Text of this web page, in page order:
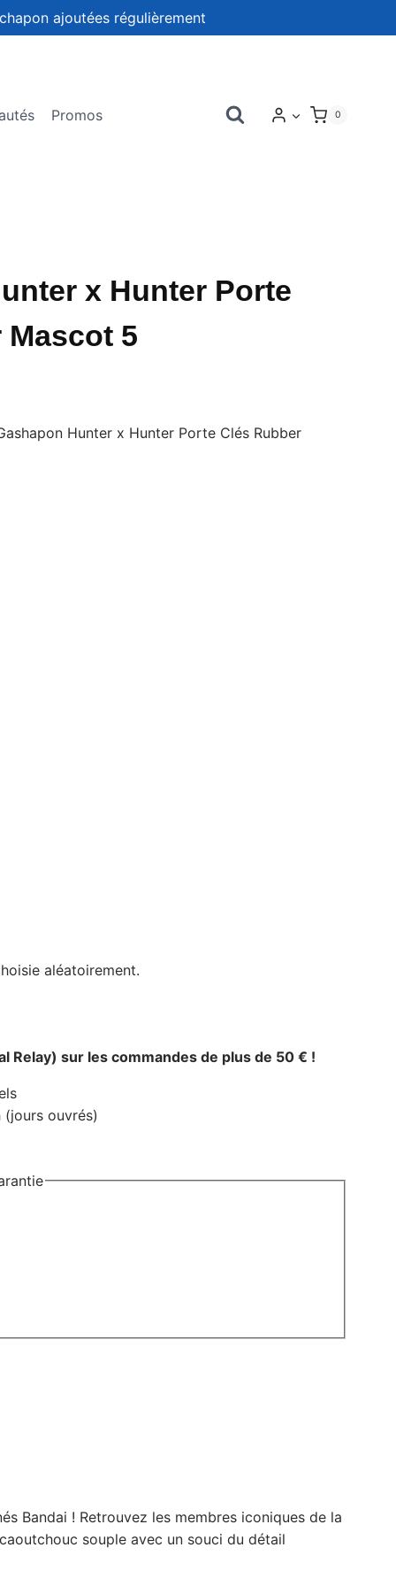
ajoutées régulièrement
Promos 0
x Hunter Porte
5
Hunter x Hunter Porte Clés Rubber
aléatoirement.
Relay) sur les commandes de plus de 50 € !
ouvrés)
Bandai ! Retrouvez les membres iconiques de la
souple avec un souci du détail